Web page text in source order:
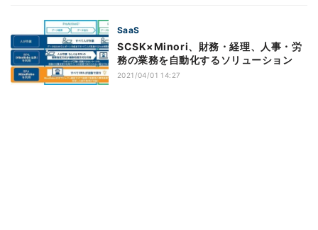
SaaS
SCSK×Minori、財務・経理、人事・労
務の業務を自動化するソリューション
2021/04/01 14:27